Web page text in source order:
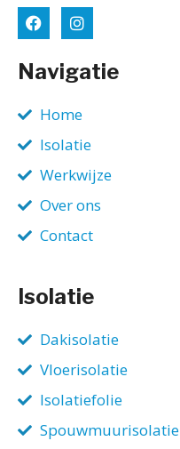
Navigatie
Home
Isolatie
Werkwijze
Over ons
Contact
Isolatie
Dakisolatie
Vloerisolatie
Isolatiefolie
Spouwmuurisolatie